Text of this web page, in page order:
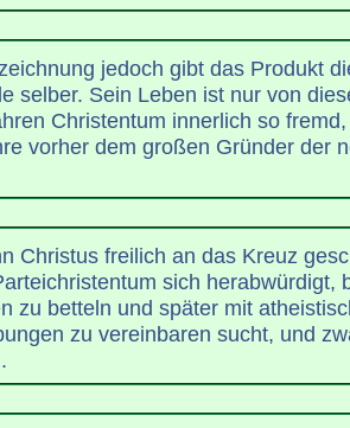
jedoch gibt das Produkt
selber. Sein Leben ist nur von
Christentum innerlich so
vorher dem großen Gründer der
Christus freilich an das Kreuz
sich herabwürdigt,
zu betteln und später mit
zu vereinbaren sucht, und